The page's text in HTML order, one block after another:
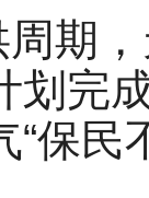
期
划完
保民